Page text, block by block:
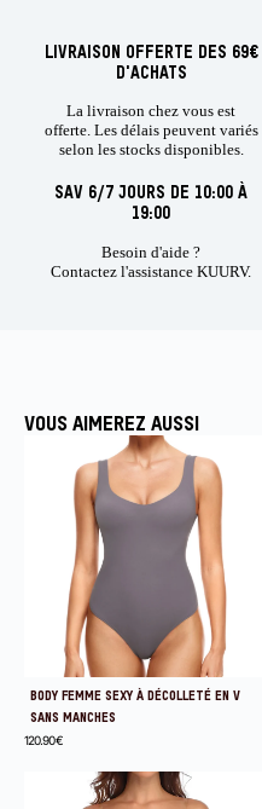
LIVRAISON OFFERTE DES 69€
D'ACHATS
La livraison chez vous est
offerte. Les délais peuvent variés
selon les stocks disponibles.
SAV 6/7 JOURS DE 10:00 À
19:00
Besoin d'aide ?
Contactez l'assistance KUURV.
VOUS AIMEREZ AUSSI
BODY FEMME SEXY À DÉCOLLETÉ EN V
SANS MANCHES
120.90€